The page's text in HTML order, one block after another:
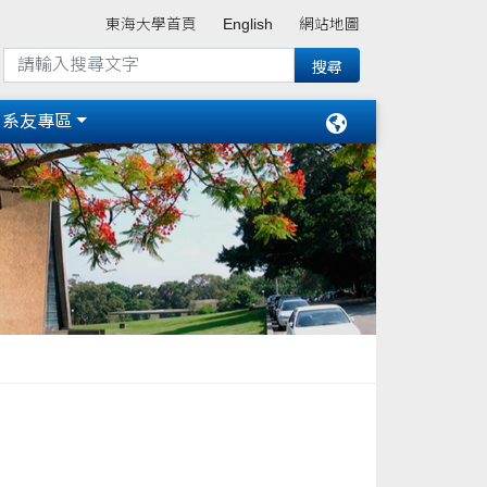
東海大學首頁 English 網站地圖
系友專區